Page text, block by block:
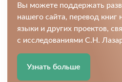
Вы можете поддержать
нашего сайта, перевод книг
языки и других проектов,
с исследованиями С.Н.
Узнать больше